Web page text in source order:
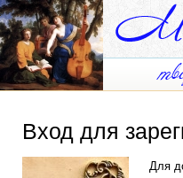
Вход для
Для